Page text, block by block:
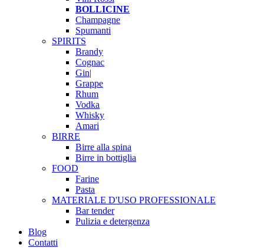
BOLLICINE
Champagne
Spumanti
SPIRITS
Brandy
Cognac
Gin|
Grappe
Rhum
Vodka
Whisky
Amari
BIRRE
Birre alla spina
Birre in bottiglia
FOOD
Farine
Pasta
MATERIALE D'USO PROFESSIONALE
Bar tender
Pulizia e detergenza
Blog
Contatti